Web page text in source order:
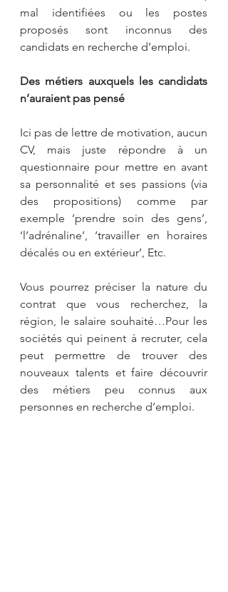
mal identifiées ou les postes
proposés sont inconnus des
candidats en recherche d’emploi.
Des métiers auxquels les candidats
n’auraient pas pensé
Ici pas de lettre de motivation, aucun
CV, mais juste répondre à un
questionnaire pour mettre en avant
sa personnalité et ses passions (via
des propositions) comme par
exemple ‘prendre soin des gens’,
‘l’adrénaline’, ‘travailler en horaires
décalés ou en extérieur’, Etc.
Vous pourrez préciser la nature du
contrat que vous recherchez, la
région, le salaire souhaité…Pour les
sociétés qui peinent à recruter, cela
peut permettre de trouver des
nouveaux talents et faire découvrir
des métiers peu connus aux
personnes en recherche d’emploi.